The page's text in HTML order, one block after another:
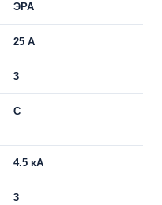
ЭРА
25 A
3
C
4.5 кА
3